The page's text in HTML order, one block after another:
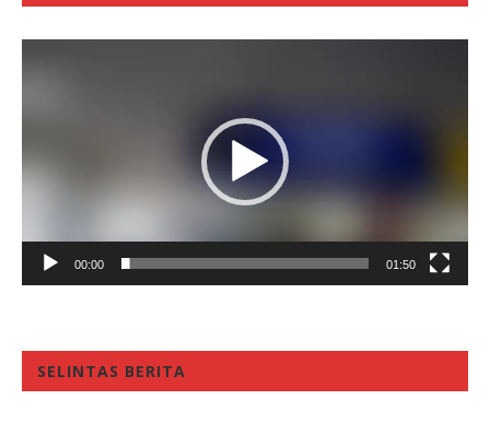
00:00 01:50
SELINTAS BERITA